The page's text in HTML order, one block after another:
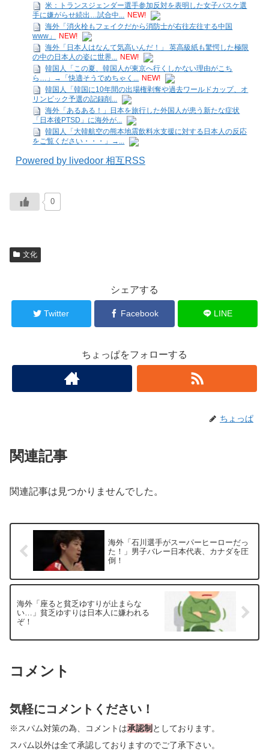
米：トランスジェンダー選手参加反対を表明した女子バスケ選
手に嫌がらせ続出…試合中...
NEW!
海外「消火栓もフェイクだから消防士が右往左往する中国
www」
NEW!
海外「日本人はなんて気高いんだ！」 英高級紙も驚愕した極限
の中の日本人の姿に世界...
NEW!
韓国人「この夏、韓国人が東京へ行くしかない理由がこち
ら…」→「快適そうでめちゃく...
NEW!
韓国人「韓国に10年間の出場権剥奪や過去ワールドカップ、オ
リンピック予選の記録削...
海外「あるある！」日本を旅行した外国人が患う新たな症状
「日本後PTSD」に海外が...
韓国人「大韓航空の熊本地震飲料水支援に対する日本人の反応
をご覧ください・・・」→...
Powered by livedoor 相互RSS
0
文化
シェアする
Twitter Facebook LINE
ちょっぱをフォローする
ちょっぱ
関連記事
関連記事は見つかりませんでした。
海外「石川選手がスーパーヒーローだっ
た！」男子バレー日本代表、カナダを圧
倒！
海外「座ると貧乏ゆすりが止まらな
い…」貧乏ゆすりは日本人に嫌われる
ぞ！
コメント
気軽にコメントください！
※スパム対策の為、コメントは承認制 としております。
スパム以外は全て承認しておりますのでご了承下さい。